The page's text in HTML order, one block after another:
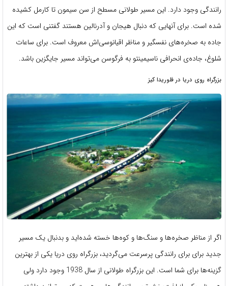
رانندگی وجود دارد. این مسیر طولانی مسطح از سن سیمون تا کارمل کشیده
شده‌ است. برای آنهایی که دنبال هیجان و آدرنالین هستند گفتنی است که این
جاده به صخره‌های نفسگیر و مناظر اقیانوسی‌اش معروف است. برای ساعات
شلوغ، جاده‌ی انحرافی ناسیمینتو به فرگوسن می‌تواند مسیر جایگزین باشد.
بزرگراه روی دریا در فلوریدا کیز
اگر از مناظر صخره‌ها و سنگ‌ها و کوه‌ها خسته شده‌اید و بدنبال یک مسیر
جدید برای برای رانندگی پرسرعت می‌گردید، بزرگراه روی دریا یکی از بهترین
گزینه‌ها برای شما است. این بزرگراه طولانی از سال 1938 وجود دارد ولی